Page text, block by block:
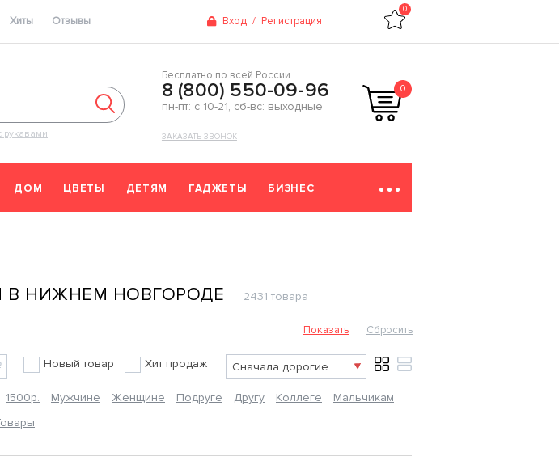
Хиты Отзывы Вход / Регистрация
0
Бесплатно по всей России
8 (800) 550-09-96
пн-пт: с 10-21, сб-вс: выходные
ЗАКАЗАТЬ ЗВОНОК
0
ДОМ ЦВЕТЫ ДЕТЯМ ГАДЖЕТЫ БИЗНЕС
В НИЖНЕМ НОВГОРОДЕ 2431 товара
Новый товар Хит продаж
1500р. Мужчине Женщине Подруге Другу Коллеге
Мальчикам